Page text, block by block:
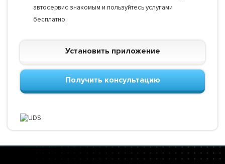
автосервис знакомым и пользуйтесь услугами
бесплатно;
Установить приложение
Получить консультацию